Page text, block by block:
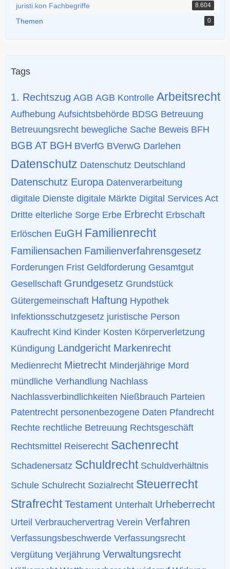
juristi.kon Fachbegriffe 8.604
Themen 0
Tags
1. Rechtszug AGB AGB Kontrolle Arbeitsrecht
Aufhebung Aufsichtsbehörde BDSG Betreuung
Betreuungsrecht bewegliche Sache Beweis BFH
BGB AT BGH BVerfG BVerwG Darlehen
Datenschutz Datenschutz Deutschland
Datenschutz Europa Datenverarbeitung
digitale Dienste digitale Märkte Digital Services Act
Dritte elterliche Sorge Erbe Erbrecht Erbschaft
Erlöschen EuGH Familienrecht
Familiensachen Familienverfahrensgesetz
Forderungen Frist Geldforderung Gesamtgut
Gesellschaft Grundgesetz Grundstück
Gütergemeinschaft Haftung Hypothek
Infektionsschutzgesetz juristische Person
Kaufrecht Kind Kinder Kosten Körperverletzung
Kündigung Landgericht Markenrecht
Medienrecht Mietrecht Minderjährige Mord
mündliche Verhandlung Nachlass
Nachlassverbindlichkeiten Nießbrauch Parteien
Patentrecht personenbezogene Daten Pfandrecht
Rechte rechtliche Betreuung Rechtsgeschäft
Rechtsmittel Reiserecht Sachenrecht
Schadenersatz Schuldrecht Schuldverhältnis
Schule Schulrecht Sozialrecht Steuerrecht
Strafrecht Testament Unterhalt Urheberrecht
Urteil Verbrauchervertrag Verein Verfahren
Verfassungsbeschwerde Verfassungsrecht
Vergütung Verjährung Verwaltungsrecht